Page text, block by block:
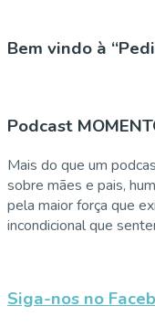
Bem vindo à
Podcast
Mais do que um
sobre mães e pais,
pela maior força que
incondicional que
Siga-nos no